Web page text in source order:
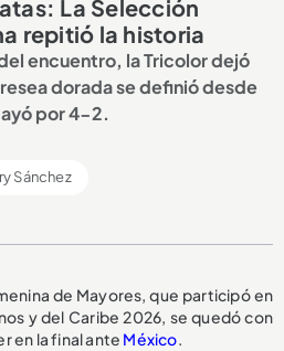
La Selección
repitió la historia
encuentro, la Tricolor dejó
dorada se definió desde
por 4-2.
Sánchez
de Mayores, que participó en
y del Caribe 2026, se quedó con
en la final ante México.